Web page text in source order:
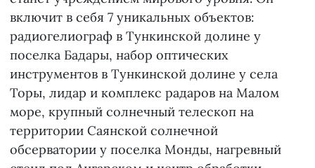
включит в себя 7 уникальных объектов:
радиогелиограф в Тункинской долине у
поселка Бадары, набор оптических
инструментов в Тункинской долине у села
Торы, лидар и комплекс радаров на Малом
море, крупный солнечный телескоп на
территории Саянской солнечной
обсерватории у поселка Монды, нагревный